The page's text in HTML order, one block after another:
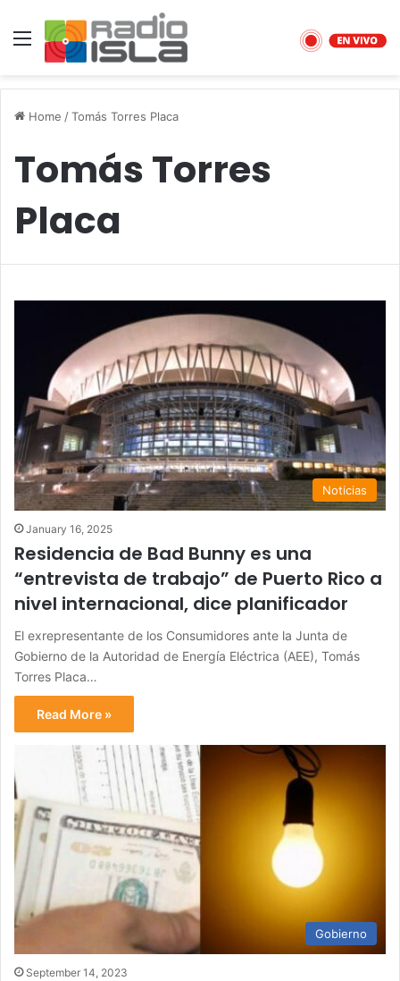
Menu
Home /Tomás Torres Placa
Tomás Torres
Placa
Noticias
January 16, 2025
Residencia de Bad Bunny es una
“entrevista de trabajo” de Puerto Rico a
nivel internacional, dice planificador
El exrepresentante de los Consumidores ante la Junta de
Gobierno de la Autoridad de Energía Eléctrica (AEE), Tomás
Torres Placa…
Read More »
Gobierno
September 14, 2023